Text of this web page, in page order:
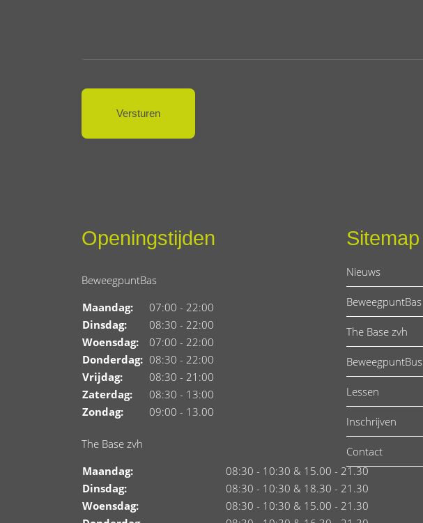
Openingstijden
BeweegpuntBas
Maandag:
07:00 - 22:00
Dinsdag:
08:30 - 22:00
Woensdag:
07:00 - 22:00
Donderdag: 08:30 - 22:00
Vrijdag:
08:30 - 21:00
Zaterdag:
08:30 - 13:00
Zondag:
09:00 - 13.00
The Base zvh
Maandag:
08:30 - 10:30 & 15.00 - 21.30
Dinsdag:
08:30 - 10:30 & 18.30 - 21.30
Woensdag:
08:30 - 10:30 & 15.00 - 21.30
Sitemap
Nieuws
BeweegpuntBas
The Base zvh
BeweegpuntBus
Lessen
Inschrijven
Contact